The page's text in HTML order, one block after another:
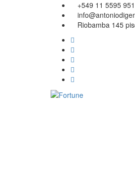
+549 11 5595
Riobamba 145